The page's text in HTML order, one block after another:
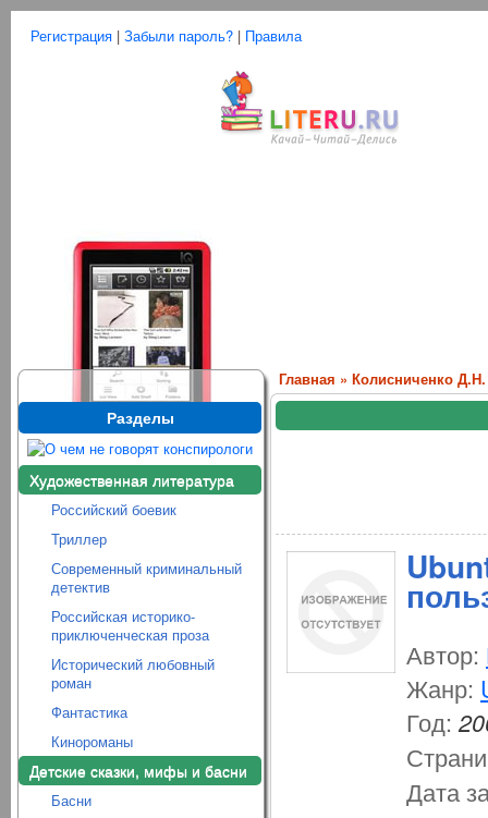
Регистрация | Забыли пароль? | Правила
Разделы
Художественная литература
Российский боевик
Триллер
Современный криминальный
детектив
Российская историко-
приключенческая проза
Исторический любовный
роман
Фантастика
Кинороманы
Детские сказки, мифы и басни
Басни
Главная » Колисниченко Д.Н.
Автор:
Жанр:
Год:
Дата